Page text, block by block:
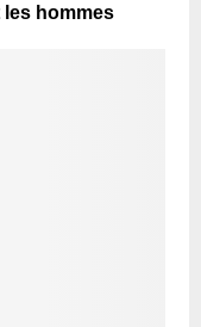
les hommes